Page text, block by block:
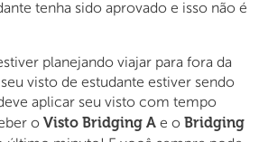
tenha sido aprovado e isso não é
planejando viajar para fora da
visto de estudante estiver sendo
aplicar seu visto com tempo
o Visto Bridging A e o Bridging